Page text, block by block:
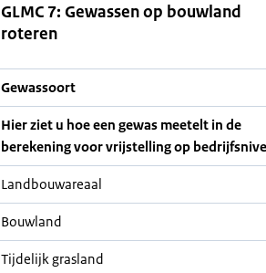
GLMC 7: Gewassen op bouwland
roteren
Gewassoort
Hier ziet u hoe een gewas meetelt in de
berekening voor vrijstelling op
Landbouwareaal
Bouwland
Tijdelijk grasland